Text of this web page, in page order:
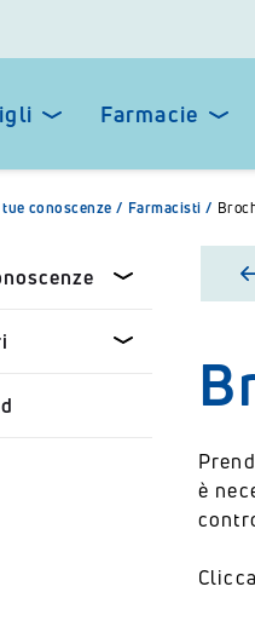
Farmacie
conoscenze / Farmacisti /
è